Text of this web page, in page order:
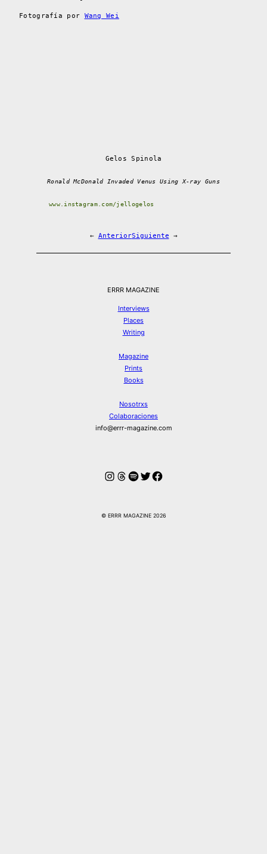
Fotografía por Wang Wei
Gelos Spinola
Ronald McDonald Invaded Venus Using X-ray Guns
www.instagram.com/jellogelos
← AnteriorSiguiente →
ERRR MAGAZINE
Interviews
Places
Writing
Magazine
Prints
Books
Nosotrxs
Colaboraciones
info@errr-magazine.com
Instagram
Hilos
Spotify
Twitter
Facebook
© ERRR MAGAZINE 2026